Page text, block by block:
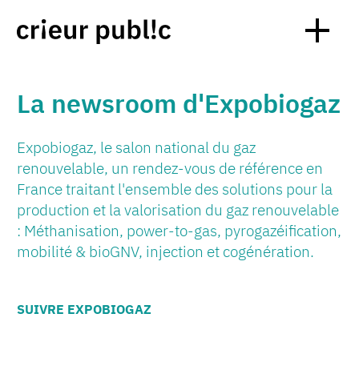
La newsroom d'Expobiogaz
Expobiogaz, le salon national du gaz
renouvelable, un rendez-vous de référence en
France traitant l'ensemble des solutions pour la
production et la valorisation du gaz renouvelable
: Méthanisation, power-to-gas, pyrogazéification,
mobilité & bioGNV, injection et cogénération.
SUIVRE EXPOBIOGAZ